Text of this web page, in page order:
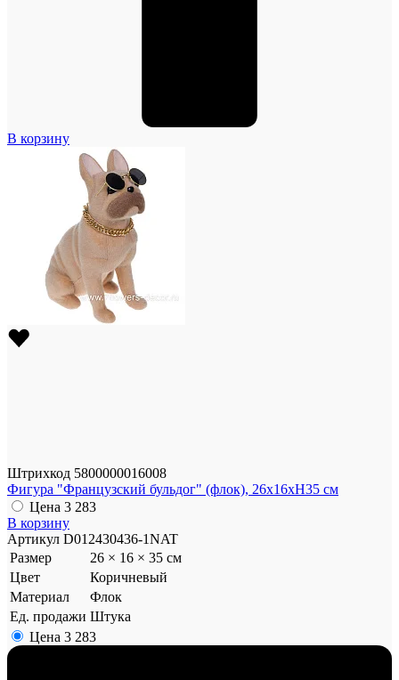
В корзину
Штрихкод 5800000016008
Фигура "Французский бульдог" (флок), 26x16xH35 см
Цена 3 283
В корзину
Артикул D012430436-1NAT
Размер
26 × 16 × 35 см
Цвет
Коричневый
Материал
Флок
Ед. продажи Штука
Цена 3 283